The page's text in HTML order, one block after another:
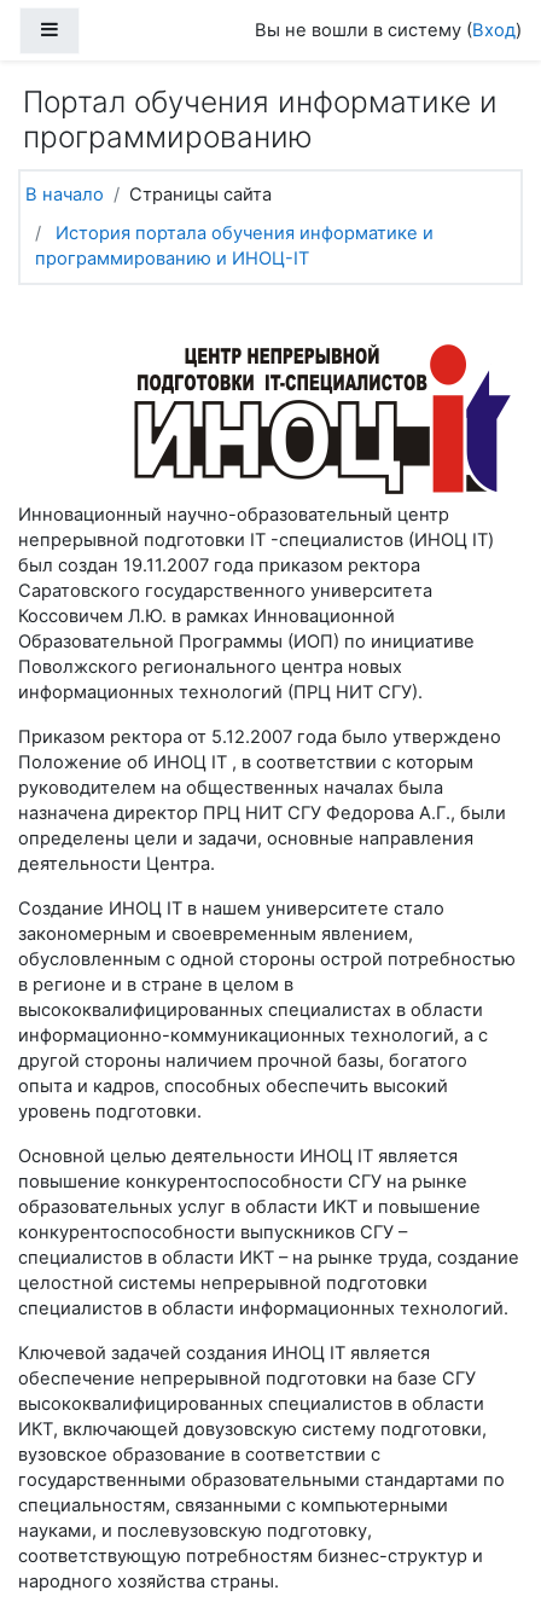
Вы не вошли в систему (Вход)
Портал обучения информатике и
программированию
В начало
Страницы сайта
История портала обучения информатике и
программированию и ИНОЦ-IT
Инновационный научно-образовательный центр
непрерывной подготовки IT -специалистов (ИНОЦ IT)
был создан 19.11.2007 года приказом ректора
Саратовского государственного университета
Коссовичем Л.Ю. в рамках Инновационной
Образовательной Программы (ИОП) по инициативе
Поволжского регионального центра новых
информационных технологий (ПРЦ НИТ СГУ).
Приказом ректора от 5.12.2007 года было утверждено
Положение об ИНОЦ IT , в соответствии с которым
руководителем на общественных началах была
назначена директор ПРЦ НИТ СГУ Федорова А.Г., были
определены цели и задачи, основные направления
деятельности Центра.
Создание ИНОЦ IT в нашем университете стало
закономерным и своевременным явлением,
обусловленным с одной стороны острой потребностью
в регионе и в стране в целом в
высококвалифицированных специалистах в области
информационно-коммуникационных технологий, а с
другой стороны наличием прочной базы, богатого
опыта и кадров, способных обеспечить высокий
уровень подготовки.
Основной целью деятельности ИНОЦ IT является
повышение конкурентоспособности СГУ на рынке
образовательных услуг в области ИКТ и повышение
конкурентоспособности выпускников СГУ –
специалистов в области ИКТ – на рынке труда, создание
целостной системы непрерывной подготовки
специалистов в области информационных технологий.
Ключевой задачей создания ИНОЦ IT является
обеспечение непрерывной подготовки на базе СГУ
высококвалифицированных специалистов в области
ИКТ, включающей довузовскую систему подготовки,
вузовское образование в соответствии с
государственными образовательными стандартами по
специальностям, связанными с компьютерными
науками, и послевузовскую подготовку,
соответствующую потребностям бизнес-структур и
народного хозяйства страны.